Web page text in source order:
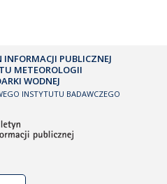
INFORMACJI PUBLICZNEJ
METEOROLOGII
WODNEJ
INSTYTUTU BADAWCZEGO